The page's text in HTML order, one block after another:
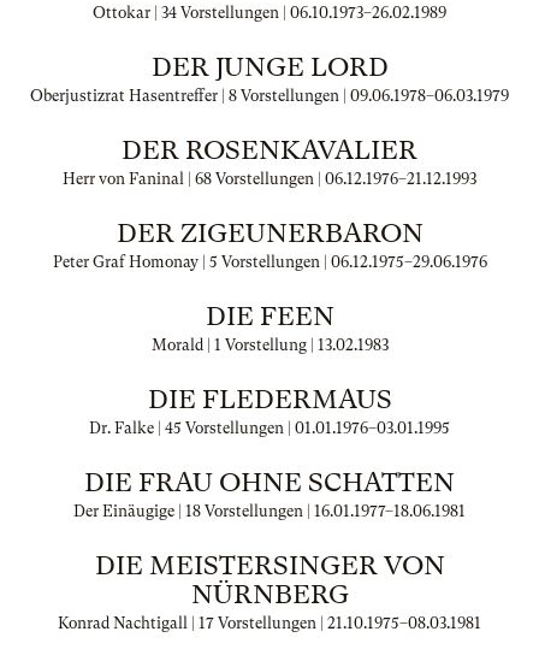
Ottokar | 34 Vorstellungen | 06.10.1973–26.02.1989
DER JUNGE LORD
Oberjustizrat Hasentreffer | 8 Vorstellungen | 09.06.1978–06.03.1979
DER ROSENKAVALIER
Herr von Faninal | 68 Vorstellungen | 06.12.1976–21.12.1993
DER ZIGEUNERBARON
Peter Graf Homonay | 5 Vorstellungen | 06.12.1975–29.06.1976
DIE FEEN
Morald | 1 Vorstellung | 13.02.1983
DIE FLEDERMAUS
Dr. Falke | 45 Vorstellungen | 01.01.1976–03.01.1995
DIE FRAU OHNE SCHATTEN
Der Einäugige | 18 Vorstellungen | 16.01.1977–18.06.1981
DIE MEISTERSINGER VON
NÜRNBERG
Konrad Nachtigall | 17 Vorstellungen | 21.10.1975–08.03.1981